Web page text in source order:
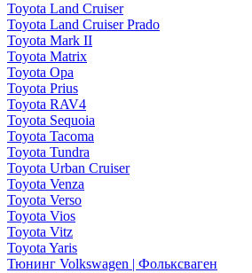
Toyota Land Cruiser
Toyota Land Cruiser Prado
Toyota Mark II
Toyota Matrix
Toyota Opa
Toyota Prius
Toyota RAV4
Toyota Sequoia
Toyota Tacoma
Toyota Tundra
Toyota Urban Cruiser
Toyota Venza
Toyota Verso
Toyota Vios
Toyota Vitz
Toyota Yaris
Тюнинг Volkswagen | Фольксваген